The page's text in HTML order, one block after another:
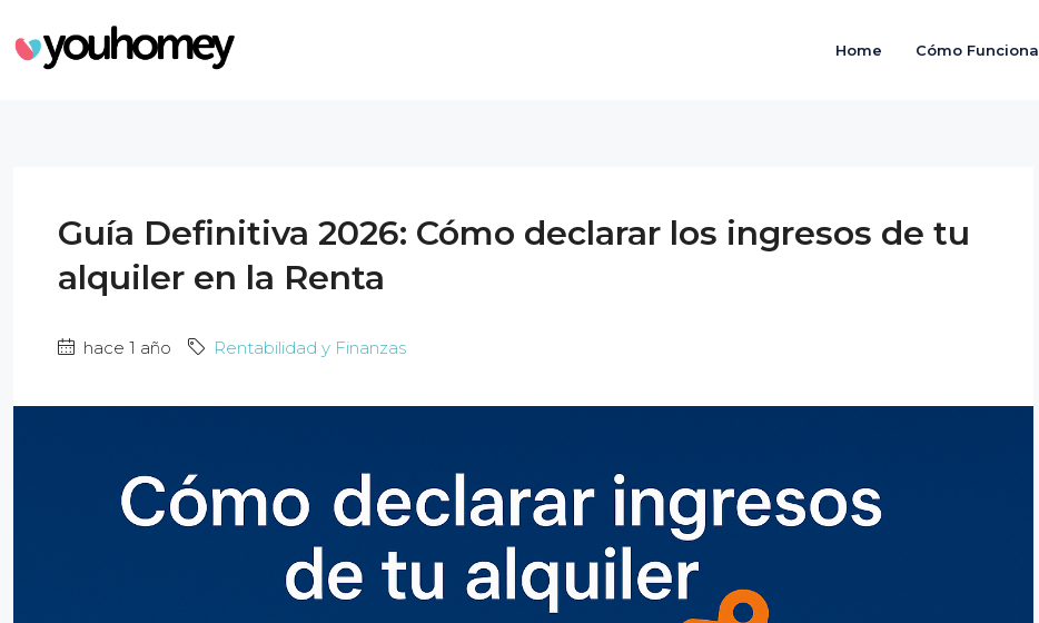
Home Cómo Funciona
Guía Definitiva 2026: Cómo declarar los ingresos de tu
alquiler en la Renta
hace 1 año Rentabilidad y Finanzas